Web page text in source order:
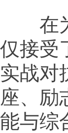
在为
仅接受
实战对
座、励
能与综